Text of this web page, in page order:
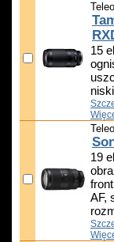
15
19
AF,